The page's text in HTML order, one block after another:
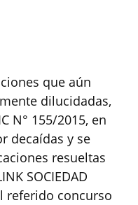
que aún
dilucidadas,
N° 155/2015, en
decaídas y se
resueltas
SOCIEDAD
referido concurso